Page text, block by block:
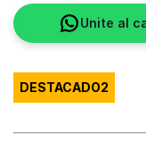
Unite al
DESTACADO2